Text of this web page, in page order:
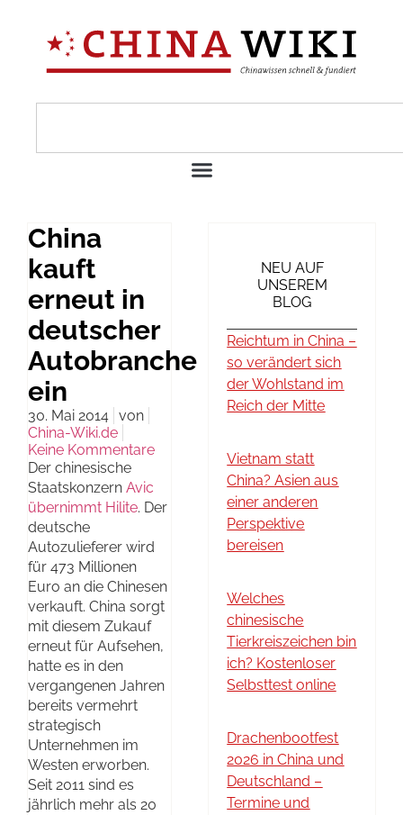
China
kauft
erneut in
deutscher
Autobranche
ein
30. Mai 2014 von
China-Wiki.de
Keine Kommentare
Der chinesische
Staatskonzern Avic
übernimmt Hilite. Der
deutsche
Autozulieferer wird
für 473 Millionen
Euro an die Chinesen
verkauft. China sorgt
mit diesem Zukauf
erneut für Aufsehen,
hatte es in den
vergangenen Jahren
bereits vermehrt
strategisch
Unternehmen im
Westen erworben.
Seit 2011 sind es
jährlich mehr als 20
NEU AUF
UNSEREM
BLOG
Reichtum in China –
so verändert sich
der Wohlstand im
Reich der Mitte
Vietnam statt
China? Asien aus
einer anderen
Perspektive
bereisen
Welches
chinesische
Tierkreiszeichen bin
ich? Kostenloser
Selbsttest online
Drachenbootfest
2026 in China und
Deutschland –
Termine und